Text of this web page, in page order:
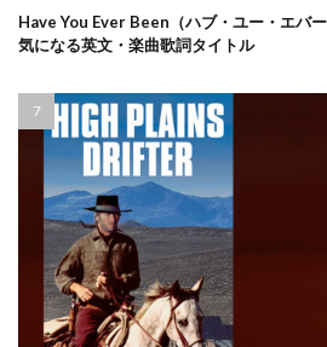
Have You Ever Been（ハブ・ユー・エバ
気になる英文・楽曲歌詞タイトル